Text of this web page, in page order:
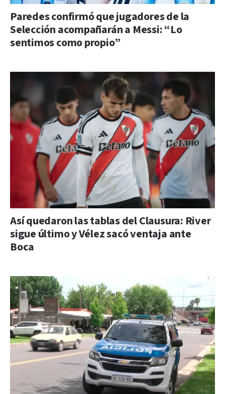
Paredes confirmó que jugadores de la
Selección acompañarán a Messi: “Lo
sentimos como propio”
Así quedaron las tablas del Clausura: River
sigue último y Vélez sacó ventaja ante
Boca